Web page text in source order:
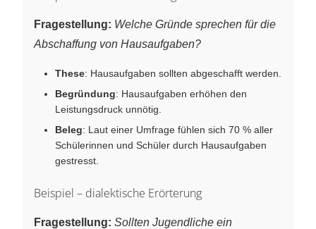
Fragestellung: Welche Gründe sprechen für die
Abschaffung von Hausaufgaben?
These: Hausaufgaben sollten abgeschafft werden.
Begründung: Hausaufgaben erhöhen den
Leistungsdruck unnötig.
Beleg: Laut einer Umfrage fühlen sich 70 % aller
Schülerinnen und Schüler durch Hausaufgaben
gestresst.
Beispiel – dialektische Erörterung
Fragestellung: Sollten Jugendliche ein